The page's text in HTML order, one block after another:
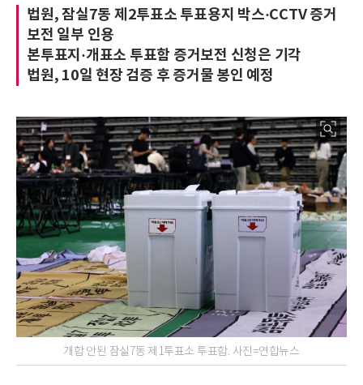
법원, 잠실7동 제2투표소 투표용지 박스·CCTV 증거
보전 일부 인용
본투표지·개표소 투표함 증거보전 신청은 기각
법원, 10일 현장 검증 후 증거물 봉인 예정
개함 안된 잠실7동 제1투표소 투표함. 사진=연합뉴스